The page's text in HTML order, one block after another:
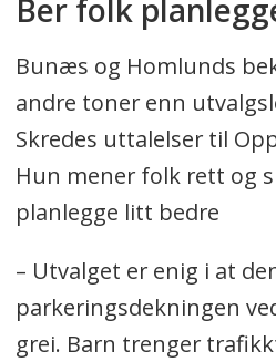
Ber folk
Bunæs og Homlunds
andre toner enn
Skredes uttalelser til
Hun mener folk rett og
planlegge litt bedre
– Utvalget er enig i at
parkeringsdekningen
grei. Barn trenger